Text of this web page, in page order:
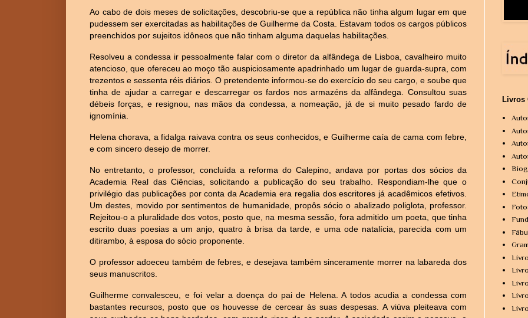
Ao cabo de dois meses de solicitações, descobriu-se que a república não tinha algum lugar em que
pudessem ser exercitadas as habilitações de Guilherme da Costa. Estavam todos os cargos públicos
preenchidos por sujeitos idôneos que não tinham alguma daquelas habilitações.
Resolveu a condessa ir pessoalmente falar com o diretor da alfândega de Lisboa, cavalheiro muito
atencioso, que ofereceu ao moço tão auspiciosamente apadrinhado um lugar de guarda-supra, com
trezentos e sessenta réis diários. O pretendente informou-se do exercício do seu cargo, e soube que
tinha de ajudar a carregar e descarregar os fardos nos armazéns da alfândega. Consultou suas
débeis forças, e resignou, nas mãos da condessa, a nomeação, já de si muito pesado fardo de
ignomínia.
Helena chorava, a fidalga raivava contra os seus conhecidos, e Guilherme caía de cama com febre,
e com sincero desejo de morrer.
No entretanto, o professor, concluída a reforma do Calepino, andava por portas dos sócios da
Academia Real das Ciências, solicitando a publicação do seu trabalho. Respondiam-lhe que o
privilégio das publicações por conta da Academia era regalia dos escritores já acadêmicos efetivos.
Um destes, movido por sentimentos de humanidade, propôs sócio o abalizado poliglota, professor.
Rejeitou-o a pluralidade dos votos, posto que, na mesma sessão, fora admitido um poeta, que tinha
escrito duas poesias a um anjo, quatro à brisa da tarde, e uma ode natalícia, parecida com um
ditirambo, à esposa do sócio proponente.
O professor adoeceu também de febres, e desejava também sinceramente morrer na labareda dos
seus manuscritos.
Guilherme convalesceu, e foi velar a doença do pai de Helena. A todos acudia a condessa com
bastantes recursos, posto que os houvesse de cercear às suas despesas. A viúva pleiteava com
Livros